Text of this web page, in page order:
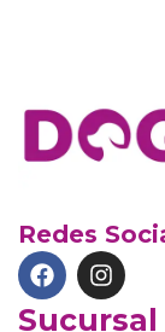
Redes